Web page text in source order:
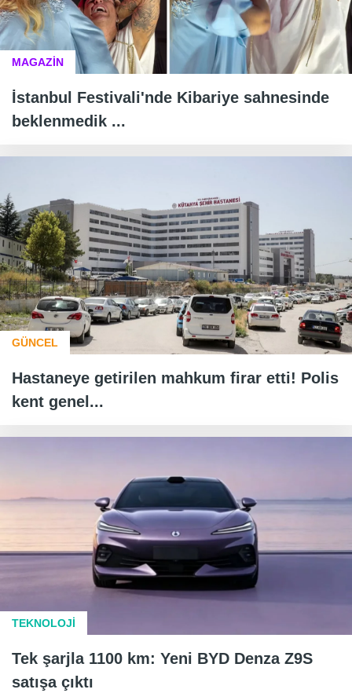
MAGAZİN
İstanbul Festivali'nde Kibariye sahnesinde
beklenmedik ...
GÜNCEL
Hastaneye getirilen mahkum firar etti! Polis
kent genel...
TEKNOLOJİ
Tek şarjla 1100 km: Yeni BYD Denza Z9S
satışa çıktı